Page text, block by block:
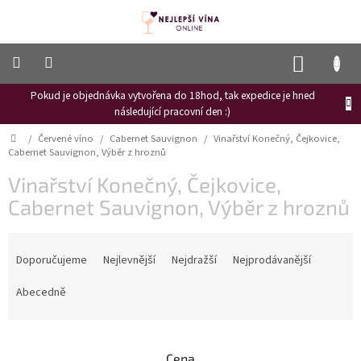
Pokud je objednávka vytvořena do 18hod, tak expedice je hned
následující pracovní den :)
Frizzante
Růžové
víno
Hroznový
mošt
Naši
Vinné
Domů
/ Červené víno / Cabernet Sauvignon / Vinařství Konečný, Čejkovice,
Cabernet Sauvignon, Výběr z hroznů
Vinařství Konečný, Čejkovice,
Cabernet Sauvignon, Výběr z hroznů
Doporučujeme Nejlevnější Nejdražší
Nejprodávanější
Abecedně